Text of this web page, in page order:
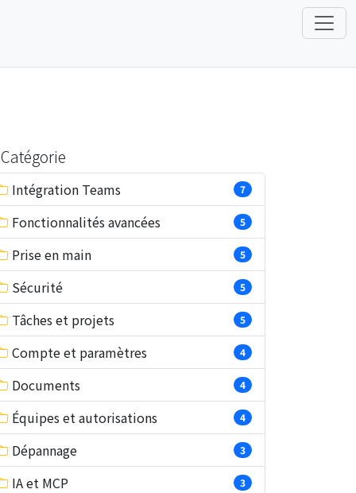
Catégorie
Intégration Teams 7
Fonctionnalités avancées 5
Prise en main 5
Sécurité 5
Tâches et projets 5
Compte et paramètres 4
Documents 4
Équipes et autorisations 4
Dépannage 3
IA et MCP 3